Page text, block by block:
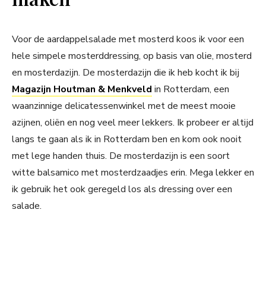
Voor de aardappelsalade met mosterd koos ik voor een
hele simpele mosterddressing, op basis van olie, mosterd
en mosterdazijn. De mosterdazijn die ik heb kocht ik bij
Magazijn Houtman & Menkveld in Rotterdam, een
waanzinnige delicatessenwinkel met de meest mooie
azijnen, oliën en nog veel meer lekkers. Ik probeer er altijd
langs te gaan als ik in Rotterdam ben en kom ook nooit
met lege handen thuis. De mosterdazijn is een soort
witte balsamico met mosterdzaadjes erin. Mega lekker en
ik gebruik het ook geregeld los als dressing over een
salade.